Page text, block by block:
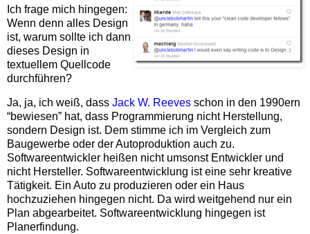
Ich frage mich hingegen:
Wenn denn alles Design
ist, warum sollte ich dann
dieses Design in
textuellem Quellcode
durchführen?
Ja, ja, ich weiß, dass Jack W. Reeves schon in den 1990ern
“bewiesen” hat, dass Programmierung nicht Herstellung,
sondern Design ist. Dem stimme ich im Vergleich zum
Baugewerbe oder der Autoproduktion auch zu.
Softwareentwickler heißen nicht umsonst Entwickler und
nicht Hersteller. Softwareentwicklung ist eine sehr kreative
Tätigkeit. Ein Auto zu produzieren oder ein Haus
hochzuziehen hingegen nicht. Da wird weitgehend nur ein
Plan abgearbeitet. Softwareentwicklung hingegen ist
Planerfindung.